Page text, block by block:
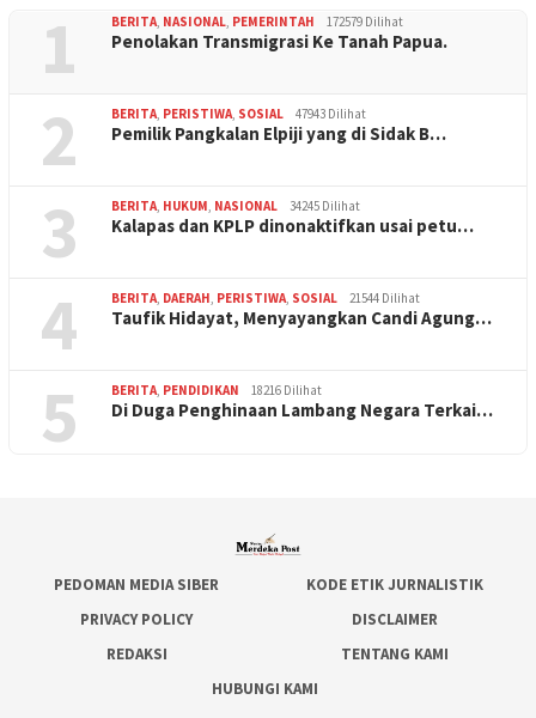
1 BERITA, NASIONAL, PEMERINTAH 172579 Dilihat
Penolakan Transmigrasi Ke Tanah Papua.
2 BERITA, PERISTIWA, SOSIAL 47943 Dilihat
Pemilik Pangkalan Elpiji yang di Sidak B…
3 BERITA, HUKUM, NASIONAL 34245 Dilihat
Kalapas dan KPLP dinonaktifkan usai petu…
4 BERITA, DAERAH, PERISTIWA, SOSIAL 21544 Dilihat
Taufik Hidayat, Menyayangkan Candi Agung…
5 BERITA, PENDIDIKAN 18216 Dilihat
Di Duga Penghinaan Lambang Negara Terkai…
PEDOMAN MEDIA SIBER
KODE ETIK JURNALISTIK
PRIVACY POLICY
DISCLAIMER
REDAKSI
TENTANG KAMI
HUBUNGI KAMI